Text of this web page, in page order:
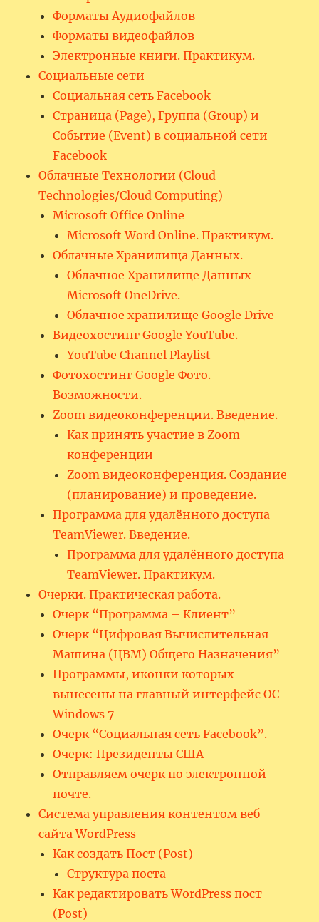
Форматы Аудиофайлов
Форматы видеофайлов
Электронные книги. Практикум.
Социальные сети
Социальная сеть Facebook
Страница (Page), Группа (Group) и
Событие (Event) в социальной сети
Facebook
Облачные Технологии (Cloud
Technologies/Cloud Computing)
Microsoft Office Online
Microsoft Word Online. Практикум.
Облачные Хранилища Данных.
Облачное Хранилище Данных
Microsoft OneDrive.
Облачное хранилище Google Drive
Видеохостинг Google YouTube.
YouTube Channel Playlist
Фотохостинг Google Фото.
Возможности.
Zoom видеоконференции. Введение.
Как принять участие в Zoom –
конференции
Zoom видеоконференция. Создание
(планирование) и проведение.
Программа для удалённого доступа
TeamViewer. Введение.
Программа для удалённого доступа
TeamViewer. Практикум.
Очерки. Практическая работа.
Очерк “Программа – Клиент”
Очерк “Цифровая Вычислительная
Машина (ЦВМ) Общего Назначения”
Программы, иконки которых
вынесены на главный интерфейс ОС
Windows 7
Очерк “Социальная сеть Facebook”.
Очерк: Президенты США
Отправляем очерк по электронной
почте.
Система управления контентом веб
сайта WordPress
Как создать Пост (Post)
Структура поста
Как редактировать WordPress пост
(Post)